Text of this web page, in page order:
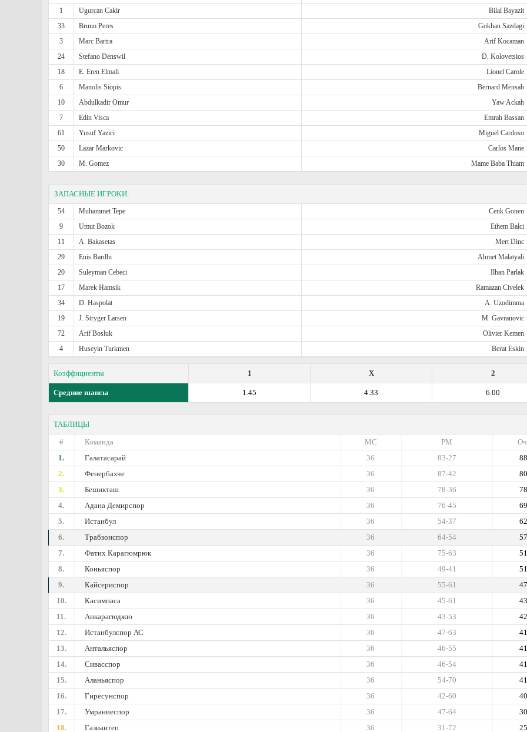
1
Ugurcan Cakir Bilal Bayazit
33
Bruno Peres Gokhan Sazdagi
3
Marc Bartra Arif Kocaman
24
Stefano Denswil D. Kolovetsios
18
E. Eren Elmali Lionel Carole
6
Manolis Siopis Bernard Mensah
10
Abdulkadir Omur Yaw Ackah
7
Edin Visca Emrah Bassan
61
Yusuf Yazici Miguel Cardoso
50
Lazar Markovic Carlos Mane
30
M. Gomez Mame Baba Thiam
ЗАПАСНЫЕ ИГРОКИ:
54 Muhammet Tepe Cenk Gonen
9
Umut Bozok Ethem Balci
11
A. Bakasetas Mert Dinc
29
Enis Bardhi Ahmet Malatyali
20
Suleyman Cebeci Ilhan Parlak
17
Marek Hamsik Ramazan Civelek
34
D. Haspolat A. Uzodimma
19
J. Stryger Larsen M. Gavranovic
72
Arif Bosluk Olivier Kemen
4
Huseyin Turkmen Berat Eskin
Коэффициенты 2
X
1
Средние шансы 6.00
4.33
1.45
ТАБЛИЦЫ
#
Команда РМ
МС
1.
Галатасарай 88
83-27
36
2.
Фенербахче 80
87-42
36
3.
Бешикташ 78
78-36
36
4.
Адана Демирспор 69
76-45
36
5.
Истанбул 62
54-37
36
6.
Трабзонспор 57
64-54
36
7.
Фатих Карагюмрюк 51
75-63
36
8.
Коньяспор 51
49-41
36
9.
Кайсериспор 47
55-61
36
10.
Касимпаса 43
45-61
36
11.
Анкарагюджю 42
43-53
36
12.
Истанбулспор АС 41
47-63
36
13.
Антальяспор 41
46-55
36
14.
Сивасспор 41
46-54
36
15.
Аланьяспор 41
54-70
36
16.
Гиресунспор 40
42-60
36
17.
Умраниеспор 30
47-64
36
18.
Газиантеп 25
31-72
36